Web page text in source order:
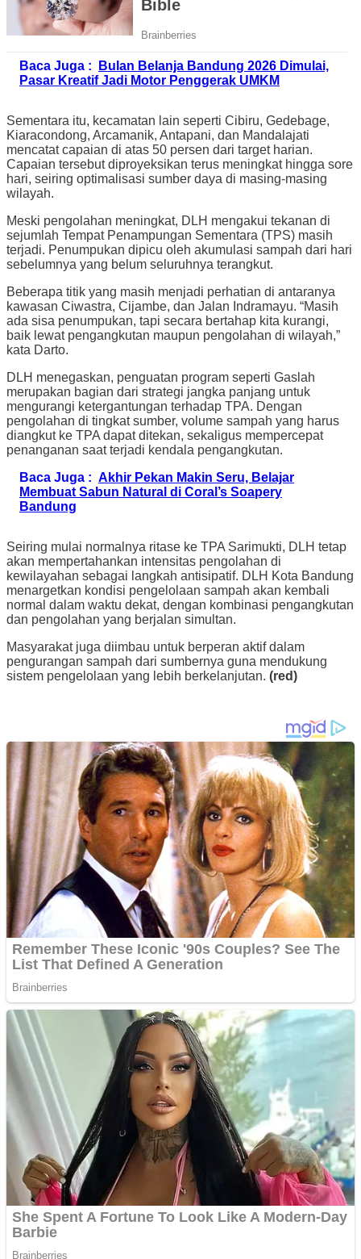
Baca Juga :
Bulan Belanja Bandung 2026 Dimulai,
Pasar Kreatif Jadi Motor Penggerak UMKM
Sementara itu, kecamatan lain seperti Cibiru, Gedebage,
Kiaracondong, Arcamanik, Antapani, dan Mandalajati
mencatat capaian di atas 50 persen dari target harian.
Capaian tersebut diproyeksikan terus meningkat hingga sore
hari, seiring optimalisasi sumber daya di masing-masing
wilayah.
Meski pengolahan meningkat, DLH mengakui tekanan di
sejumlah Tempat Penampungan Sementara (TPS) masih
terjadi. Penumpukan dipicu oleh akumulasi sampah dari hari
sebelumnya yang belum seluruhnya terangkut.
Beberapa titik yang masih menjadi perhatian di antaranya
kawasan Ciwastra, Cijambe, dan Jalan Indramayu. “Masih
ada sisa penumpukan, tapi secara bertahap kita kurangi,
baik lewat pengangkutan maupun pengolahan di wilayah,”
kata Darto.
DLH menegaskan, penguatan program seperti Gaslah
merupakan bagian dari strategi jangka panjang untuk
mengurangi ketergantungan terhadap TPA. Dengan
pengolahan di tingkat sumber, volume sampah yang harus
diangkut ke TPA dapat ditekan, sekaligus mempercepat
penanganan saat terjadi kendala pengangkutan.
Baca Juga : Akhir Pekan Makin Seru, Belajar
Membuat Sabun Natural di Coral’s Soapery
Bandung
Seiring mulai normalnya ritase ke TPA Sarimukti, DLH tetap
akan mempertahankan intensitas pengolahan di
kewilayahan sebagai langkah antisipatif. DLH Kota Bandung
menargetkan kondisi pengelolaan sampah akan kembali
normal dalam waktu dekat, dengan kombinasi pengangkutan
dan pengolahan yang berjalan simultan.
Masyarakat juga diimbau untuk berperan aktif dalam
pengurangan sampah dari sumbernya guna mendukung
sistem pengelolaan yang lebih berkelanjutan. (red)